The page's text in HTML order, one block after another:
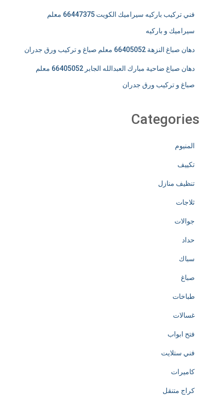
فني تركيب باركيه سيراميك الكويت 66447375 معلم
سيراميك و باركيه
دهان صباغ النزهة 66405052 معلم صباغ و تركيب ورق جدران
دهان صباغ ضاحية مبارك العبدالله الجابر 66405052 معلم
صباغ و تركيب ورق جدران
Categories
المنيوم
تكييف
تنظيف منازل
ثلاجات
جوالات
حداد
سباك
صباغ
طباخات
غسالات
فتح ابواب
فني ستلايت
كاميرات
كراج متنقل